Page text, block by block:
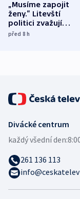
„Musíme zapojit
ženy.“ Litevští
politici zvažují
dohodu o
před 8h
Divácké centrum
každý všední den:
261 136 113